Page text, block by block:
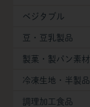
ベジタブル
豆・豆乳製品
製菓・製パン素材
冷凍生地・半製品
調理加工食品